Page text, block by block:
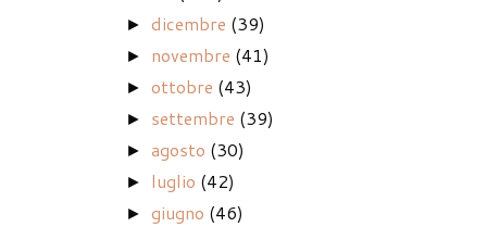
►dicembre (39)
► novembre (41)
►ottobre (43)
► settembre (39)
►agosto (30)
► luglio (42)
►giugno (46)